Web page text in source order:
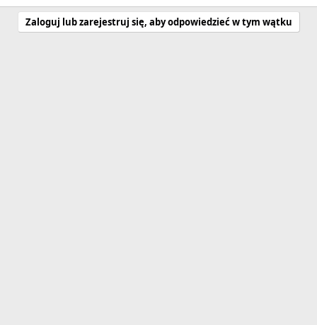
Zaloguj lub zarejestruj się, aby odpowiedzieć w tym wątku